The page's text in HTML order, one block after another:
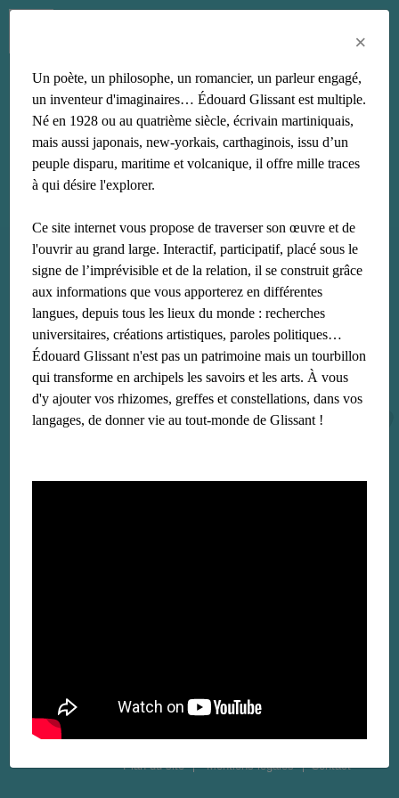
prix Edouard Glissant
×
Un poète, un philosophe, un romancier, un parleur engagé,
un inventeur d'imaginaires… Édouard Glissant est multiple.
Né en 1928 ou au quatrième siècle, écrivain martiniquais,
mais aussi japonais, new-yorkais, carthaginois, issu d’un
peuple disparu, maritime et volcanique, il offre mille traces
à qui désire l'explorer.
Ce site internet vous propose de traverser son œuvre et de
l'ouvrir au grand large. Interactif, participatif, placé sous le
signe de l’imprévisible et de la relation, il se construit grâce
aux informations que vous apporterez en différentes
langues, depuis tous les lieux du monde : recherches
universitaires, créations artistiques, paroles politiques…
Édouard Glissant n'est pas un patrimoine mais un tourbillon
qui transforme en archipels les savoirs et les arts. À vous
d'y ajouter vos rhizomes, greffes et constellations, dans vos
langages, de donner vie au tout-monde de Glissant !
Plan du site Mentions légales Contact